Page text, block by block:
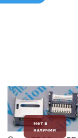
Нет в
наличии